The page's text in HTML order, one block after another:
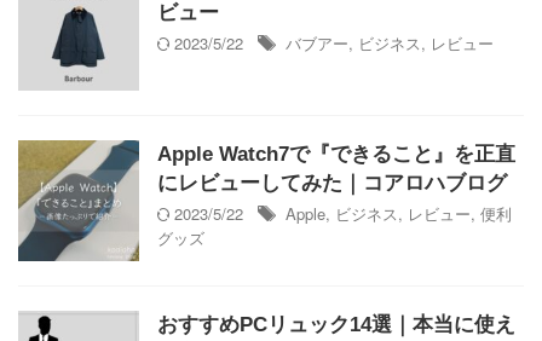
ビュー
2023/5/22
バブアー, ビジネス, レビュー
Apple Watch7で『できること』を正直
にレビューしてみた｜コアロハブログ
2023/5/22
Apple, ビジネス, レビュー, 便利
グッズ
おすすめPCリュック14選｜本当に使え